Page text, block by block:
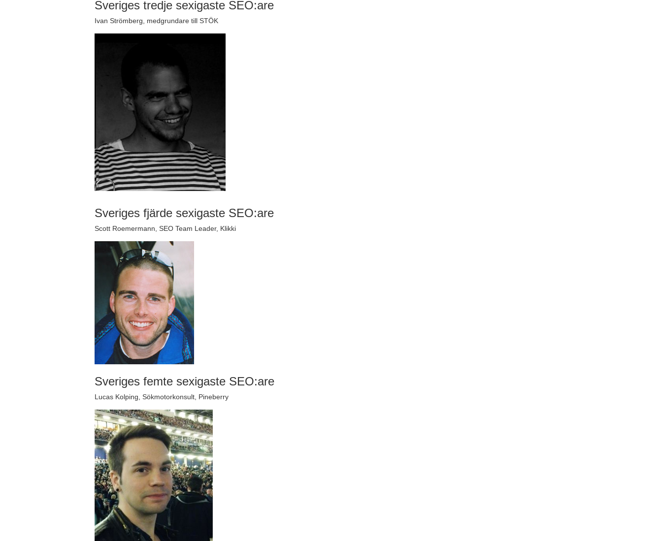
Sveriges tredje sexigaste SEO:are
Ivan Strömberg, medgrundare till STÖK
Sveriges fjärde sexigaste SEO:are
Scott Roemermann, SEO Team Leader, Klikki
Sveriges femte sexigaste SEO:are
Lucas Kolping, Sökmotorkonsult, Pineberry